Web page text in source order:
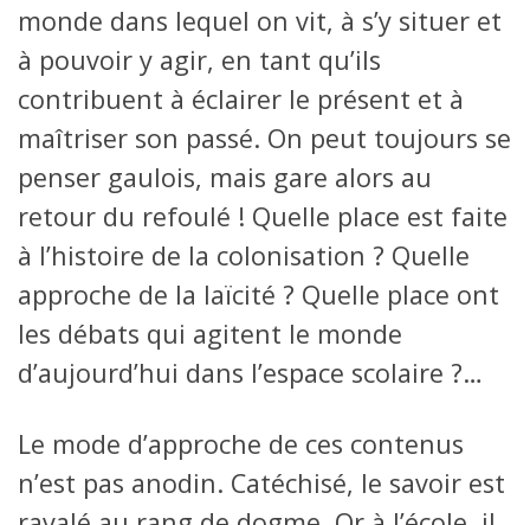
monde dans lequel on vit, à s’y situer et
à pouvoir y agir, en tant qu’ils
contribuent à éclairer le présent et à
maîtriser son passé. On peut toujours se
penser gaulois, mais gare alors au
retour du refoulé ! Quelle place est faite
à l’histoire de la colonisation ? Quelle
approche de la laïcité ? Quelle place ont
les débats qui agitent le monde
d’aujourd’hui dans l’espace scolaire ?…
Le mode d’approche de ces contenus
n’est pas anodin. Catéchisé, le savoir est